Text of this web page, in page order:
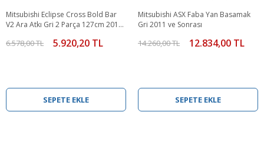
Mitsubishi Eclipse Cross Bold Bar
V2 Ara Atkı Gri 2 Parça 127cm 2018
6.578,00 TL 5.920,20 TL
SEPETE EKLE
Mitsubishi ASX Faba Yan Basamak
Gri 2011 ve Sonrası
14.260,00 TL 12.834,00 TL
SEPETE EKLE